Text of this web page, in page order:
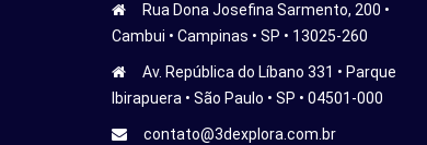
Rua Dona Josefina Sarmento, 200 •
Cambui • Campinas • SP • 13025-260
Av. República do Líbano 331 • Parque
Ibirapuera • São Paulo • SP • 04501-000
contato@3dexplora.com.br